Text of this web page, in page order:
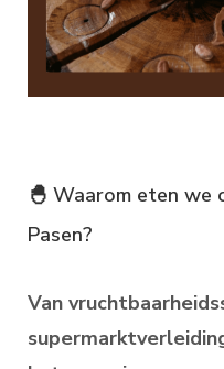
🐣 Waarom eten we
Pasen?
Van